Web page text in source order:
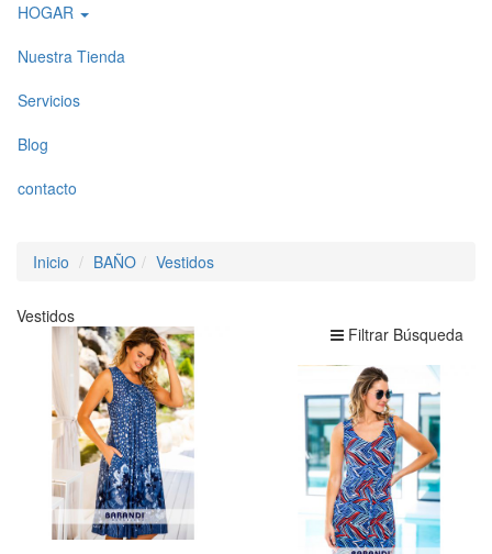
HOGAR
Nuestra Tienda
Servicios
Blog
contacto
Inicio BAÑO Vestidos
Filtrar Búsqueda
Vestidos